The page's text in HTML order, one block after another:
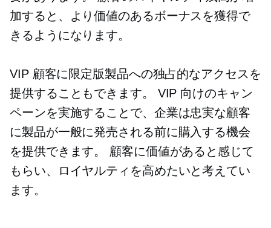
加すると、より価値のあるボーナスを獲得で
きるようになります。
VIP 顧客に限定版製品への独占的なアクセスを
提供することもできます。 VIP 向けのキャン
ペーンを実施することで、企業は忠実な顧客
に製品が一般に発売される前に購入する機会
を提供できます。 顧客に価値があると感じて
もらい、ロイヤルティを高めたいと考えてい
ます。